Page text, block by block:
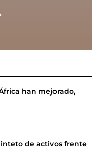
han mejorado,
de activos frente